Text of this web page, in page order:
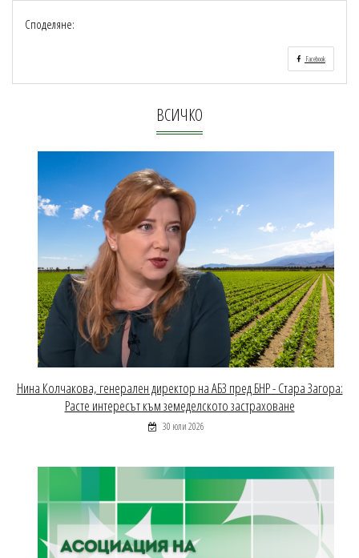
Споделяне:
Facebook
ВСИЧКО
Нина Колчакова, генерален директор на АБЗ пред БНР - Стара Загора:
Расте интересът към земеделското застраховане
30 юли 2026